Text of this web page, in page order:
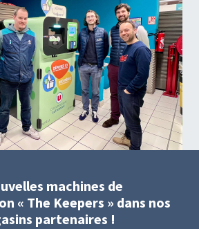
machines de
« The Keepers » dans nos
partenaires !